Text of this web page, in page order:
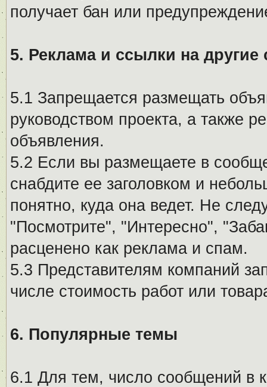
получает бан или
5. Реклама и ссылки на другие
5.1 Запрещается размещать
руководством проекта, а также
объявления.
5.2 Если вы размещаете в
снабдите ее заголовком и
понятно, куда она ведет. Не
"Посмотрите", "Интересно",
расценено как реклама и спам.
5.3 Представителям компаний
числе стоимость работ или
6. Популярные темы
6.1 Для тем, число сообщений в